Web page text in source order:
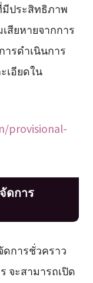
มีประสิทธิภาพ
สียหายจากการ
ารดำเนินการ
เอียดใน
provisional-
ดการ
ดการชั่วคราว
จะสามารถเปิด